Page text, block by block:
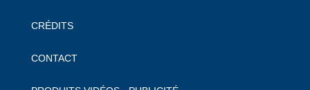
CRÉDITS
CONTACT